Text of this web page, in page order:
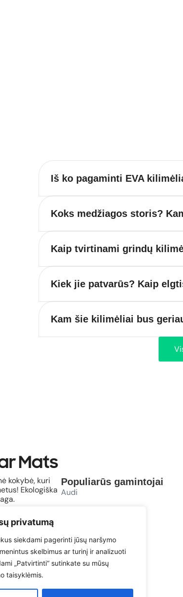
privatumą
siekdami pagerinti jūsų naršymo
skelbimus ar turinį ir analizuoti
„Patvirtinti“ sutinkate su mūsų
taisyklėmis.
Iš ko pagaminti EVA
Koks medžiagos storis?
Kaip tvirtinami grindų
Kiek jie patvarūs? Kaip
Kam šie kilimėliai bus
kokybė, kuri
Ekologiška
k.,
Populiarūs gamintojai
Audi
Volkswagen